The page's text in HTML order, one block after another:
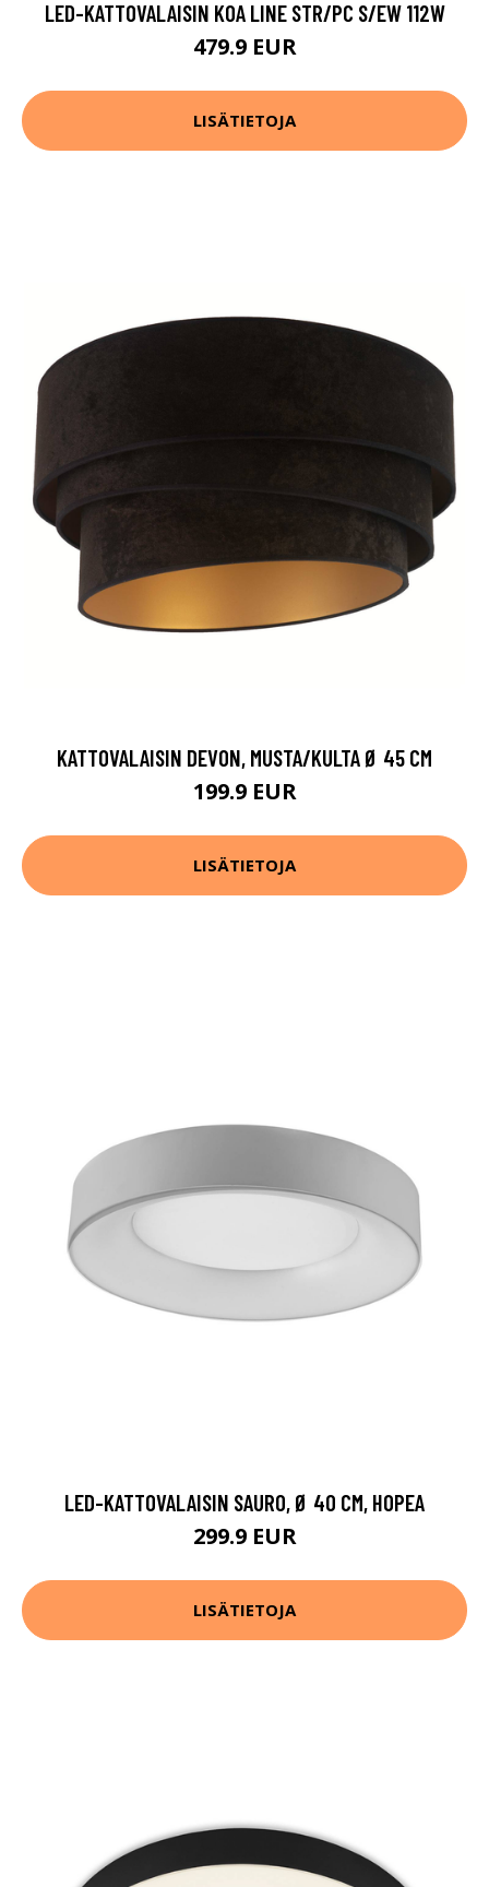
LED-KATTOVALAISIN KOA LINE STR/PC S/EW 112W
479.9 EUR
LISÄTIETOJA
KATTOVALAISIN DEVON, MUSTA/KULTA Ø 45 CM
199.9 EUR
LISÄTIETOJA
LED-KATTOVALAISIN SAURO, Ø 40 CM, HOPEA
299.9 EUR
LISÄTIETOJA